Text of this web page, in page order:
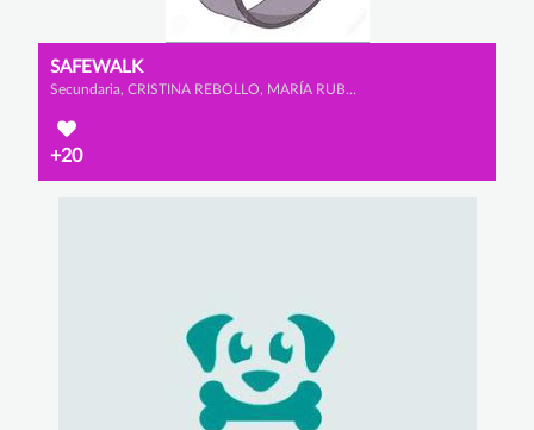
SAFEWALK
Secundaria, CRISTINA REBOLLO, MARÍA RUBIO y ALLEGRA MEAZZA
+20